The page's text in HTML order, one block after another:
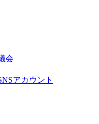
会
アカウント